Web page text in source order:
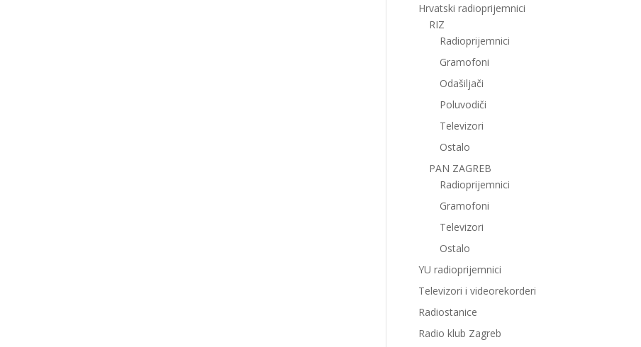
Hrvatski radioprijemnici
RIZ
Radioprijemnici
Gramofoni
Odašiljači
Poluvodiči
Televizori
Ostalo
PAN ZAGREB
Radioprijemnici
Gramofoni
Televizori
Ostalo
YU radioprijemnici
Televizori i videorekorderi
Radiostanice
Radio klub Zagreb